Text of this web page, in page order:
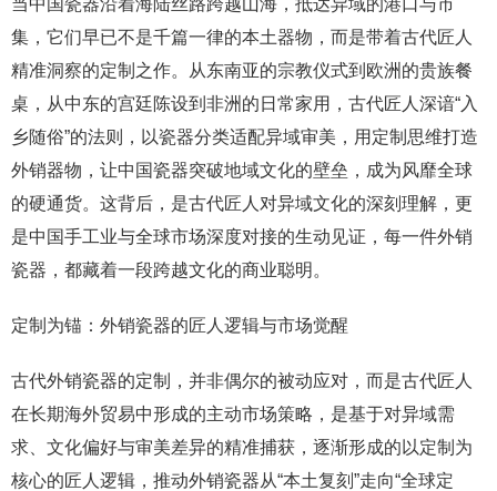
当中国瓷器沿着海陆丝路跨越山海，抵达异域的港口与市
集，它们早已不是千篇一律的本土器物，而是带着古代匠人
精准洞察的定制之作。从东南亚的宗教仪式到欧洲的贵族餐
桌，从中东的宫廷陈设到非洲的日常家用，古代匠人深谙“入
乡随俗”的法则，以瓷器分类适配异域审美，用定制思维打造
外销器物，让中国瓷器突破地域文化的壁垒，成为风靡全球
的硬通货。这背后，是古代匠人对异域文化的深刻理解，更
是中国手工业与全球市场深度对接的生动见证，每一件外销
瓷器，都藏着一段跨越文化的商业聪明。
定制为锚：外销瓷器的匠人逻辑与市场觉醒
古代外销瓷器的定制，并非偶尔的被动应对，而是古代匠人
在长期海外贸易中形成的主动市场策略，是基于对异域需
求、文化偏好与审美差异的精准捕获，逐渐形成的以定制为
核心的匠人逻辑，推动外销瓷器从“本土复刻”走向“全球定